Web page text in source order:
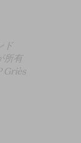
ド
所有
Griès